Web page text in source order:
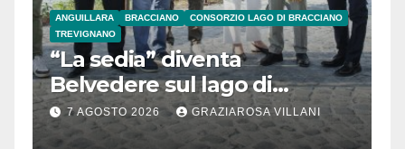
ANGUILLARA BRACCIANO
CONSORZIO LAGO DI BRACCIANO
TREVIGNANO
“La sedia” diventa
Belvedere sul lago di
Bracciano: ieri
l’inaugurazione
7 AGOSTO 2026 GRAZIAROSA VILLANI